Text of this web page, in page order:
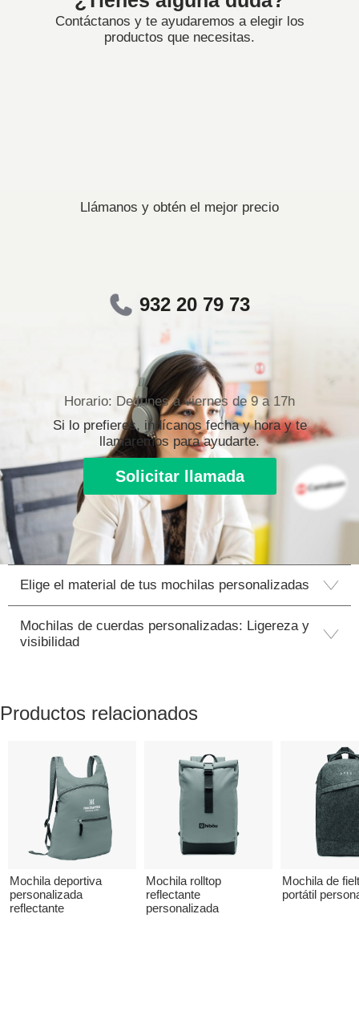
Contáctanos y te ayudaremos a elegir los
productos que necesitas.
Llámanos y obtén el mejor precio
932 20 79 73
Horario: De lunes a viernes de 9 a 17h
Si lo prefieres, indícanos fecha y hora y te
llamaremos para ayudarte.
Solicitar llamada
Elige el material de tus mochilas personalizadas
Mochilas de cuerdas personalizadas: Ligereza y
visibilidad
Productos relacionados
Mochila deportiva
personalizada
reflectante
Mochila rolltop
reflectante
personalizada
Mochila de
portátil